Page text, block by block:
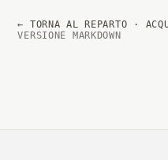
← TORNA AL REPARTO ·
VERSIONE MARKDOWN